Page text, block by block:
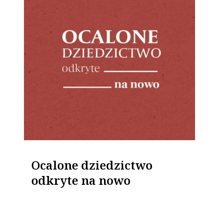
Ocalone dziedzictwo
odkryte na nowo